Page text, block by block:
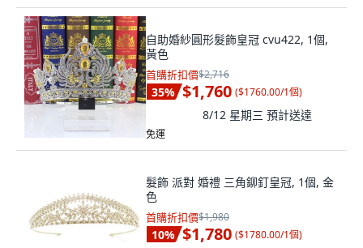
自助婚紗圓形髮飾皇冠 cvu422, 1個,
黃色
首購折扣價$2,716
35% $1,760 ($1760.00/1個)
8/12 星期三 預計送達
免運
髮飾 派對 婚禮 三角鉚釘皇冠, 1個, 金
色
首購折扣價$1,980
10% $1,780 ($1780.00/1個)